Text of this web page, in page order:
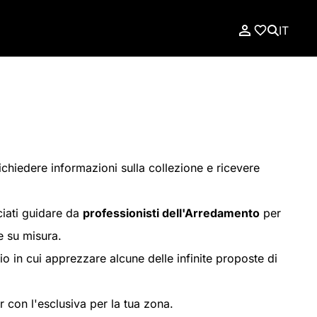
IT
informazioni sulla collezione e ricevere
guidare da professionisti dell'Arredamento per
su misura.
in cui apprezzare alcune delle infinite proposte di
l'esclusiva per la tua zona.